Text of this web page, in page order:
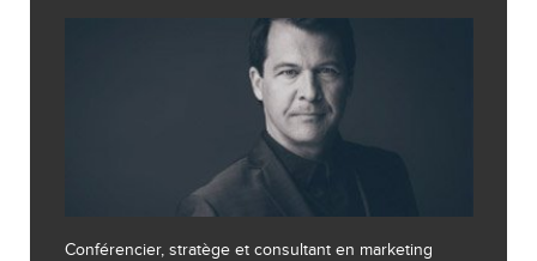
Conférencier, stratège et consultant en marketing